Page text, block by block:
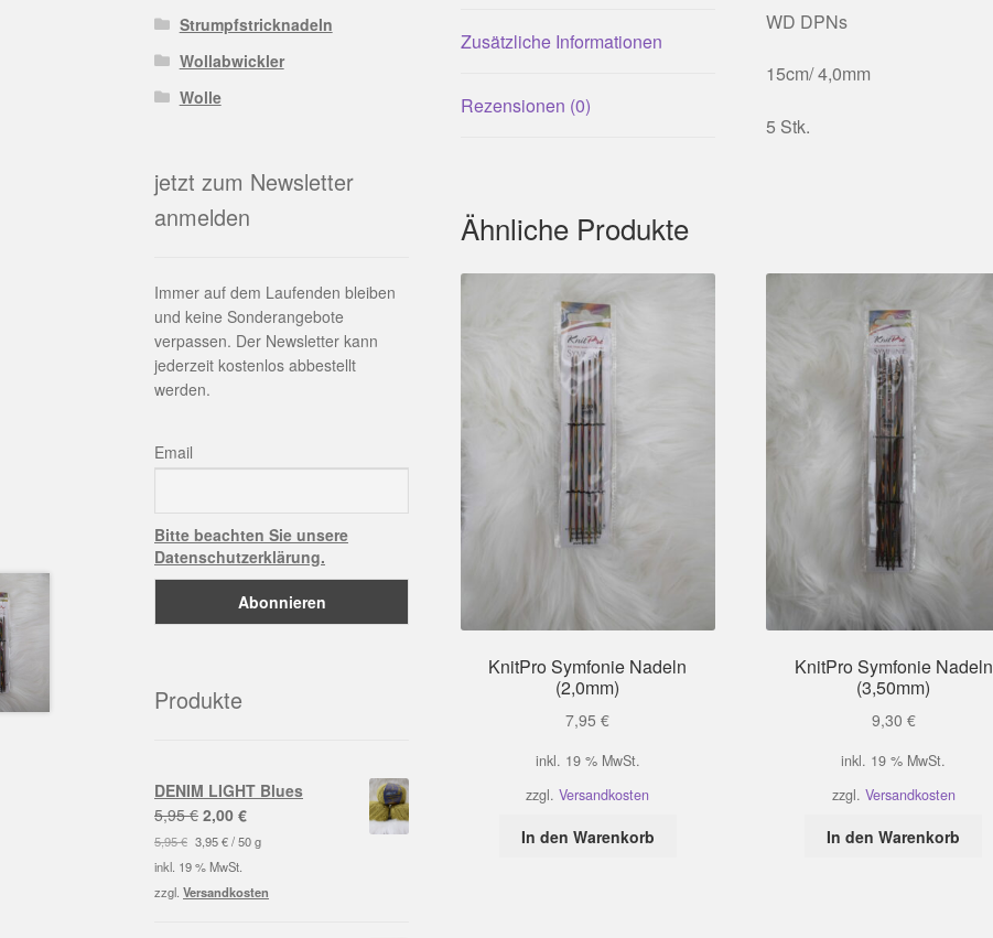
Zusätzliche Informationen
Rezensionen (0)
WD DPNs
15cm/ 4,0mm
5 Stk.
Ähnliche Produkte
KnitPro Symfonie Nadeln
(2,0mm)
7,95€
inkl. 19 % MwSt.
zzgl.Versandkosten
In den Warenkorb
KnitPro Symfonie Nadeln
(3,50mm)
9,30 €
inkl. 19 % MwSt.
zzgl. Versandkosten
In den Warenkorb
Strumpfstricknadeln
Wollabwickler
Wolle
jetzt zum Newsletter
anmelden
Immer auf dem Laufenden bleiben
und keine Sonderangebote
verpassen. Der Newsletter kann
jederzeit kostenlos abbestellt
werden.
Email
Bitte beachten Sie unsere
Datenschutzerklärung.
Produkte
DENIM LIGHT Blues
5,95€ Ursprünglicher
Preis
war:
5,95 €
2,00€Aktueller
Preis
2,00 €.
5,95€ 3,95€/50 g
inkl. 19 % MwSt.
zzgl.Versandkosten